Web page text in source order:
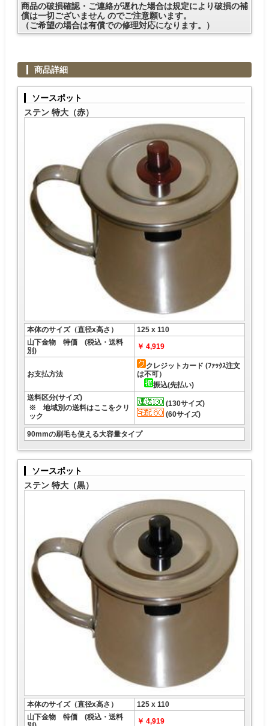
商品の破損確認・ご連絡が遅れた場合は規定により破損の補
償は一切ございません のでご注意願います。
（ご希望の場合は有償での修理対応になります。）
商品詳細
ソースポット
ステン 特大（赤）
本体のサイズ（直径x高さ）
125 x 110
山下金物 特価 (税込・送料
別)
￥ 4,919
お支払方法
クレジットカード (ﾌｧｯｸｽ注文
は不可）
振込(先払い)
送料区分(サイズ)
※ 地域別の送料はここをクリ
ック
(130サイズ)
(60サイズ)
90mmの刷毛も使える大容量タイプ
ソースポット
ステン 特大（黒）
本体のサイズ（直径x高さ）
125 x 110
山下金物 特価 (税込・送料
￥ 4,919